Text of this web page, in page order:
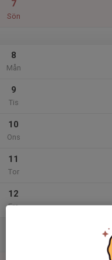
7
Sön
8
Mån
9
Tis
10
Ons
11
Tor
12
Fre